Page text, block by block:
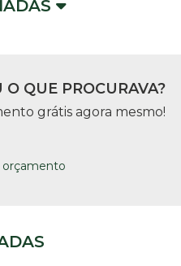
O QUE PROCURAVA?
grátis agora mesmo!